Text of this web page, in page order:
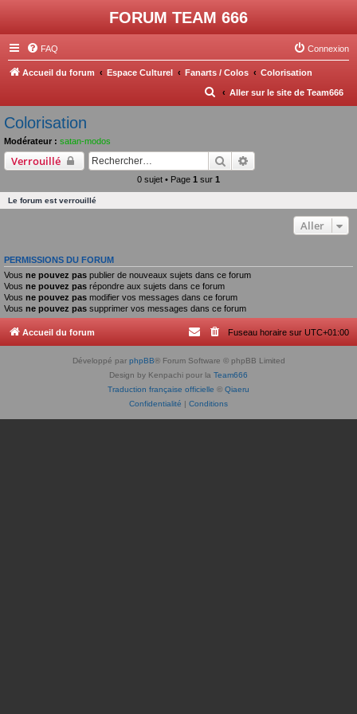
FORUM TEAM 666
FAQ Connexion
Accueil du forum Espace Culturel Fanarts / Colos Colorisation
Aller sur le site de Team666
R
e
Colorisation
Modérateur : satan-modos
Verrouillé Rechercher
0 sujet • Page 1 sur 1
Le forum est verrouillé
Aller
PERMISSIONS DU FORUM
Vous ne pouvez pas publier de nouveaux sujets dans ce forum
Vous ne pouvez pas répondre aux sujets dans ce forum
Vous ne pouvez pas modifier vos messages dans ce forum
Vous ne pouvez pas supprimer vos messages dans ce forum
Accueil du forum Fuseau horaire sur UTC+01:00
Développé par phpBB® Forum Software © phpBB Limited
Design by Kenpachi pour la Team666
Traduction française officielle © Qiaeru
Confidentialité | Conditions